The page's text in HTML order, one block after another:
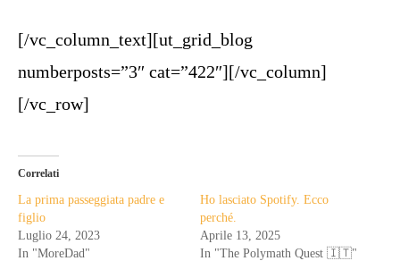
[/vc_column_text][ut_grid_blog
numberposts=”3″ cat=”422″][/vc_column]
[/vc_row]
Correlati
La prima passeggiata padre e
figlio
Luglio 24, 2023
In "MoreDad"
Ho lasciato Spotify. Ecco
perché.
Aprile 13, 2025
In "The Polymath Quest 🇮🇹"